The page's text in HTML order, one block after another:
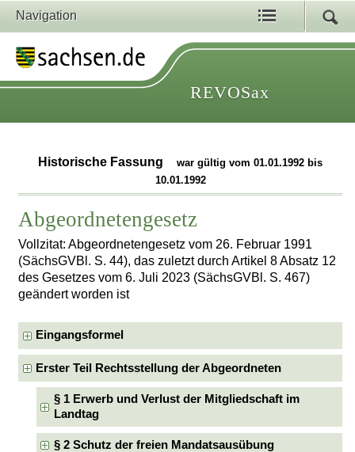
Navigation
REVOSax
Historische Fassung
war gültig vom 01.01.1992 bis
10.01.1992
Abgeordnetengesetz
Vollzitat: Abgeordnetengesetz vom 26. Februar 1991
(SächsGVBl. S. 44), das zuletzt durch Artikel 8 Absatz 12
des Gesetzes vom 6. Juli 2023 (SächsGVBl. S. 467)
geändert worden ist
Eingangsformel
Erster Teil Rechtsstellung der Abgeordneten
§ 1 Erwerb und Verlust der Mitgliedschaft im
Landtag
§ 2 Schutz der freien Mandatsausübung